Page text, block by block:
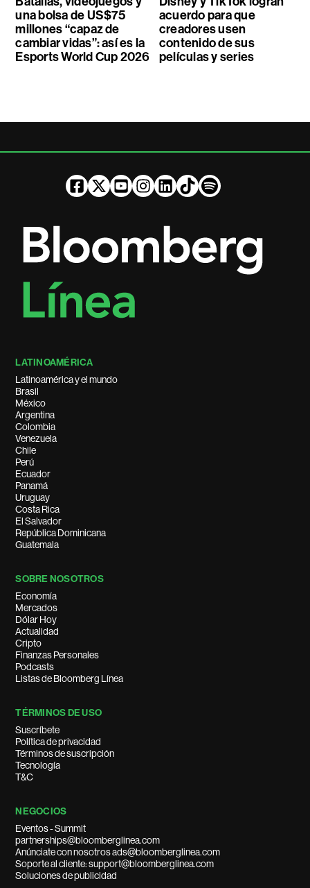
una bolsa de US$75
millones “capaz de
cambiar vidas”: así es la
Esports World Cup 2026
acuerdo para que
creadores usen
contenido de sus
películas y series
LATINOAMÉRICA
Latinoamérica y el mundo
Brasil
México
Argentina
Colombia
Venezuela
Chile
Perú
Ecuador
Panamá
Uruguay
Costa Rica
El Salvador
República Dominicana
Guatemala
SOBRE NOSOTROS
Economía
Mercados
Dólar Hoy
Actualidad
Cripto
Finanzas Personales
Podcasts
Listas de Bloomberg Línea
TÉRMINOS DE USO
Suscríbete
Política de privacidad
Términos de suscripción
Tecnología
T&C
NEGOCIOS
Eventos - Summit
partnerships@bloomberglinea.com
Anúnciate con nosotros ads@bloomberglinea.com
Soporte al cliente: support@bloomberglinea.com
Soluciones de publicidad